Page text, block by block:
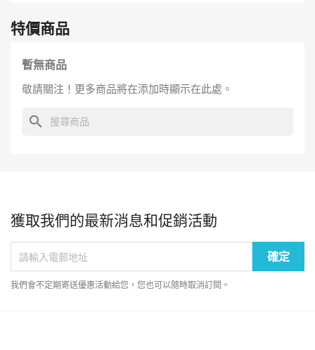
特價商品
暫無商品
敬請關注！更多商品將在添加時顯示在此處。
search
獲取我們的最新消息和促銷活動
我們會不定期寄送優惠活動給您，您也可以隨時取消訂閱。